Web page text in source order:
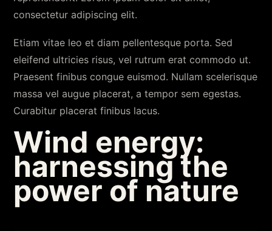
consectetur adipiscing elit.
Etiam vitae leo et diam pellentesque porta. Sed
eleifend ultricies risus, vel rutrum erat commodo ut.
Praesent finibus congue euismod. Nullam scelerisque
massa vel augue placerat, a tempor sem egestas.
Curabitur placerat finibus lacus.
Wind energy:
harnessing the
power of nature